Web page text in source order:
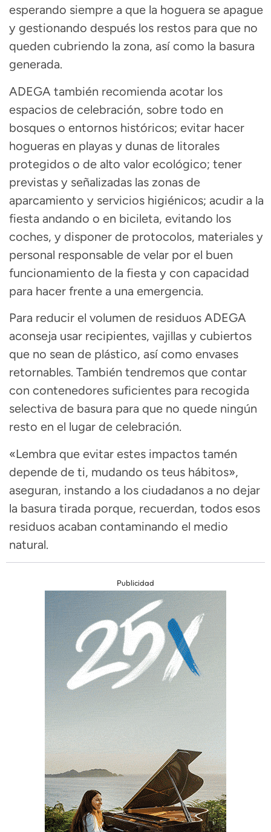
esperando siempre a que la hoguera se apague
y gestionando después los restos para que no
queden cubriendo la zona, así como la basura
generada.
ADEGA también recomienda acotar los
espacios de celebración, sobre todo en
bosques o entornos históricos; evitar hacer
hogueras en playas y dunas de litorales
protegidos o de alto valor ecológico; tener
previstas y señalizadas las zonas de
aparcamiento y servicios higiénicos; acudir a la
fiesta andando o en bicileta, evitando los
coches, y disponer de protocolos, materiales y
personal responsable de velar por el buen
funcionamiento de la fiesta y con capacidad
para hacer frente a una emergencia.
Para reducir el volumen de residuos ADEGA
aconseja usar recipientes, vajillas y cubiertos
que no sean de plástico, así como envases
retornables. También tendremos que contar
con contenedores suficientes para recogida
selectiva de basura para que no quede ningún
resto en el lugar de celebración.
«Lembra que evitar estes impactos tamén
depende de ti, mudando os teus hábitos»,
aseguran, instando a los ciudadanos a no dejar
la basura tirada porque, recuerdan, todos esos
residuos acaban contaminando el medio
natural.
Publicidad